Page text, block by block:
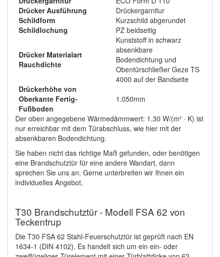
Drücker Ausführung
Drückergarnitur
Schildform
Kurzschild abgerundet
Schildlochung
PZ beidseitig
Drücker Materialart
Rauchdichte
Kunststoff in schwarz
absenkbare
Bodendichtung und
Obentürschließer Geze TS
4000 auf der Bandseite
Drückerhöhe von
Oberkante Fertig-
Fußboden
1.050mm
Der oben angegebene Wärmedämmwert: 1.30 W/(m² · K) ist
nur erreichbar mit dem Türabschluss, wie hier mit der
absenkbaren Bodendichtung.
Sie haben nicht das richtige Maß gefunden, oder benötigen
eine Brandschutztür für eine andere Wandart, dann
sprechen Sie uns an. Gerne unterbreiten wir Ihnen ein
individuelles Angebot.
T30 Brandschutztür - Modell FSA 62 von
Teckentrup
Die T30 FSA 62 Stahl-Feuerschutztür ist geprüft nach EN
1634-1 (DIN 4102). Es handelt sich um ein ein- oder